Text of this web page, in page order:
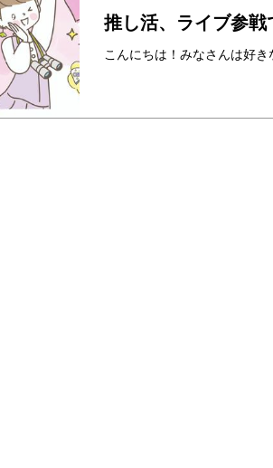
推し活、ライブ参